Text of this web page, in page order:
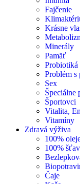
Fajčenie
Krásne
Minerály
Pamäť
Probiotiká
Problém s
Sex
Špeciálne
Športovci
Vitalita,
Vitamíny
Zdravá výživa
100%
100%
Čaje